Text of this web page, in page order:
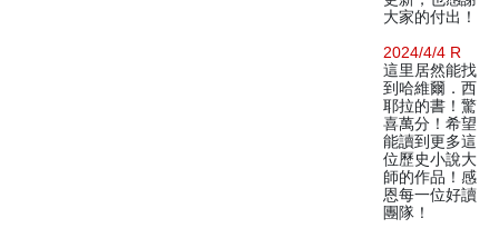
大家的付出！
2024/4/4 R
這里居然能找
到哈維爾．西
耶拉的書！驚
喜萬分！希望
能讀到更多這
位歷史小說大
師的作品！感
恩每一位好讀
團隊！